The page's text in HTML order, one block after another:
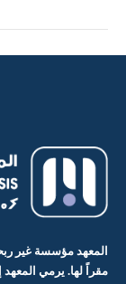
مقراً لها. يرمي